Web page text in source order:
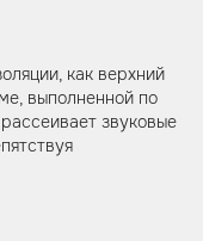
как верхний
выполненной по
звуковые